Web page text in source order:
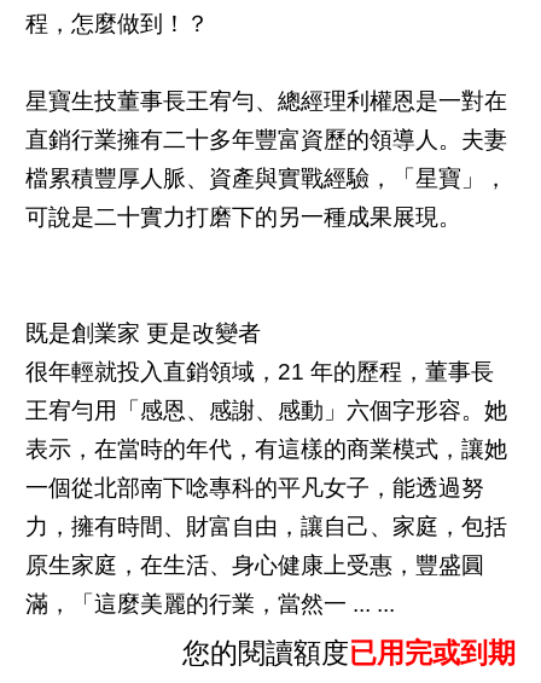
程，怎麼做到！？
星寶生技董事長王宥勻、總經理利權恩是一對在
直銷行業擁有二十多年豐富資歷的領導人。夫妻
檔累積豐厚人脈、資產與實戰經驗，「星寶」，
可說是二十實力打磨下的另一種成果展現。
既是創業家 更是改變者
很年輕就投入直銷領域，21 年的歷程，董事長
王宥勻用「感恩、感謝、感動」六個字形容。她
表示，在當時的年代，有這樣的商業模式，讓她
一個從北部南下唸專科的平凡女子，能透過努
力，擁有時間、財富自由，讓自己、家庭，包括
原生家庭，在生活、身心健康上受惠，豐盛圓
滿，「這麼美麗的行業，當然一 ... ...
您的閱讀額度已用完或到期